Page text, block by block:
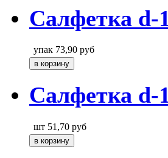
Салфетка d-
упак 73,90 руб
Салфетка d-
шт 51,70 руб